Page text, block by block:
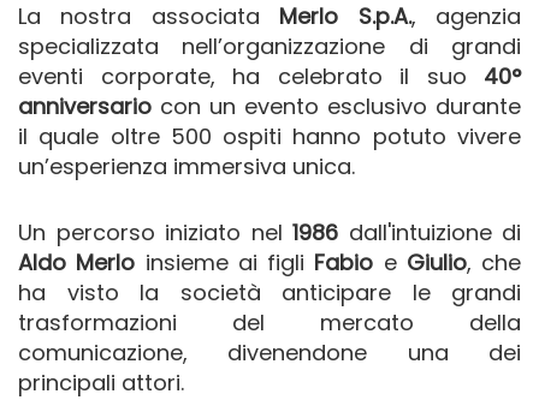
La nostra associata Merlo S.p.A., agenzia
specializzata nell’organizzazione di grandi
eventi corporate, ha celebrato il suo 40°
anniversario con un evento esclusivo durante
il quale oltre 500 ospiti hanno potuto vivere
un’esperienza immersiva unica.
Un percorso iniziato nel 1986 dall'intuizione di
Aldo Merlo insieme ai figli Fabio e Giulio, che
ha visto la società anticipare le grandi
trasformazioni del mercato della
comunicazione, divenendone una dei
principali attori.